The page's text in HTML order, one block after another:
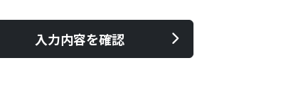
入力内容を確認